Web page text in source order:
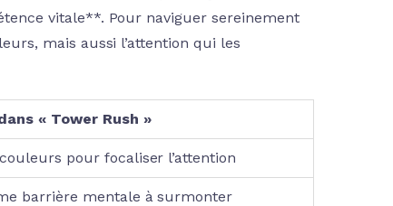
vitale**. Pour naviguer sereinement
mais aussi l’attention qui les
« Tower Rush »
pour focaliser l’attention
barrière mentale à surmonter